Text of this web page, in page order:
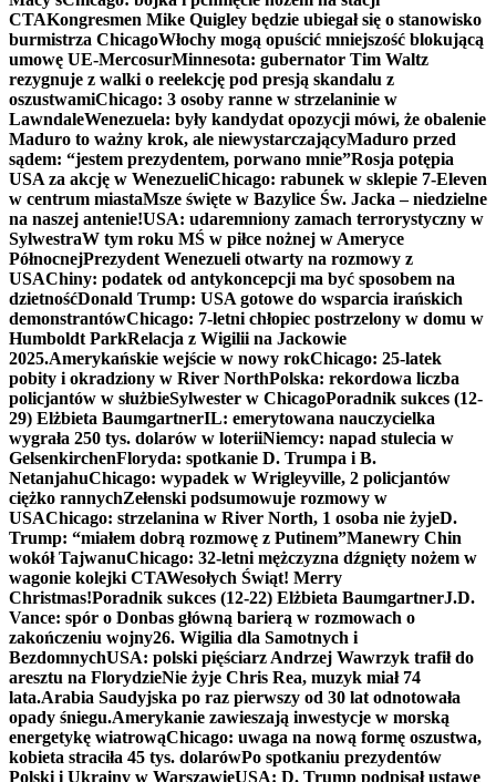
CTAKongresmen Mike Quigley będzie ubiegał się o stanowisko
burmistrza ChicagoWłochy mogą opuścić mniejszość blokującą
umowę UE-MercosurMinnesota: gubernator Tim Waltz
rezygnuje z walki o reelekcję pod presją skandalu z
oszustwamiChicago: 3 osoby ranne w strzelaninie w
LawndaleWenezuela: były kandydat opozycji mówi, że obalenie
Maduro to ważny krok, ale niewystarczającyMaduro przed
sądem: “jestem prezydentem, porwano mnie”Rosja potępia
USA za akcję w WenezueliChicago: rabunek w sklepie 7-Eleven
w centrum miastaMsze święte w Bazylice Św. Jacka – niedzielne
na naszej antenie!USA: udaremniony zamach terrorystyczny w
SylwestraW tym roku MŚ w piłce nożnej w Ameryce
PółnocnejPrezydent Wenezueli otwarty na rozmowy z
USAChiny: podatek od antykoncepcji ma być sposobem na
dzietnośćDonald Trump: USA gotowe do wsparcia irańskich
demonstrantówChicago: 7-letni chłopiec postrzelony w domu w
Humboldt ParkRelacja z Wigilii na Jackowie
2025.Amerykańskie wejście w nowy rokChicago: 25-latek
pobity i okradziony w River NorthPolska: rekordowa liczba
policjantów w służbieSylwester w ChicagoPoradnik sukces (12-
29) Elżbieta BaumgartnerIL: emerytowana nauczycielka
wygrała 250 tys. dolarów w loteriiNiemcy: napad stulecia w
GelsenkirchenFloryda: spotkanie D. Trumpa i B.
NetanjahuChicago: wypadek w Wrigleyville, 2 policjantów
ciężko rannychZełenski podsumowuje rozmowy w
USAChicago: strzelanina w River North, 1 osoba nie żyjeD.
Trump: “miałem dobrą rozmowę z Putinem”Manewry Chin
wokół TajwanuChicago: 32-letni mężczyzna dźgnięty nożem w
wagonie kolejki CTAWesołych Świąt! Merry
Christmas!Poradnik sukces (12-22) Elżbieta BaumgartnerJ.D.
Vance: spór o Donbas główną barierą w rozmowach o
zakończeniu wojny26. Wigilia dla Samotnych i
BezdomnychUSA: polski pięściarz Andrzej Wawrzyk trafił do
aresztu na FlorydzieNie żyje Chris Rea, muzyk miał 74
lata.Arabia Saudyjska po raz pierwszy od 30 lat odnotowała
opady śniegu.Amerykanie zawieszają inwestycje w morską
energetykę wiatrowąChicago: uwaga na nową formę oszustwa,
kobieta straciła 45 tys. dolarówPo spotkaniu prezydentów
Polski i Ukrainy w WarszawieUSA: D. Trump podpisał ustawę